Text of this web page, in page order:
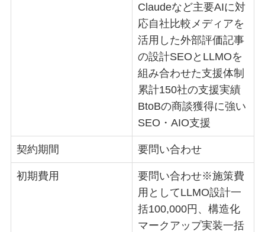
Claudeなど主要AIに対
応自社比較メディアを
活用した外部評価記事
の設計SEOとLLMOを
組み合わせた支援体制
累計150社の支援実績
BtoBの商談獲得に強い
SEO・AIO支援
契約期間 要問い合わせ
初期費用
要問い合わせ※施策費
用としてLLMO設計一
括100,000円、構造化
マークアップ実装一括